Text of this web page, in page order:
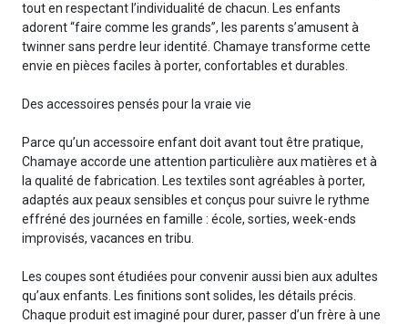
tout en respectant l’individualité de chacun. Les enfants
adorent “faire comme les grands”, les parents s’amusent à
twinner sans perdre leur identité. Chamaye transforme cette
envie en pièces faciles à porter, confortables et durables.
Des accessoires pensés pour la vraie vie
Parce qu’un accessoire enfant doit avant tout être pratique,
Chamaye accorde une attention particulière aux matières et à
la qualité de fabrication. Les textiles sont agréables à porter,
adaptés aux peaux sensibles et conçus pour suivre le rythme
effréné des journées en famille : école, sorties, week-ends
improvisés, vacances en tribu.
Les coupes sont étudiées pour convenir aussi bien aux adultes
qu’aux enfants. Les finitions sont solides, les détails précis.
Chaque produit est imaginé pour durer, passer d’un frère à une